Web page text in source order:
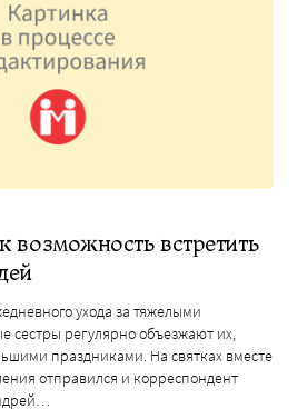
возможность встретить
ухода за тяжелыми
сестры регулярно объезжают их,
праздниками. На святках вместе
отправился и корреспондент